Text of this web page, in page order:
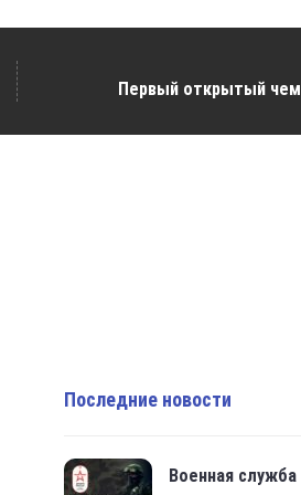
Первый открытый
Последние новости
Военная служба